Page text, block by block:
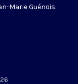
Marie Guénois.